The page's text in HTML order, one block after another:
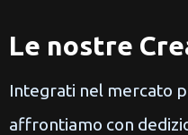
Le nostre
Integrati nel mercato
affrontiamo con